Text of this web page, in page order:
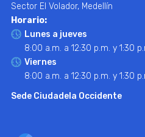
Sector El Volador, Medellín
Horario:
Lunes a jueves
8:00 a.m. a 12:30 p.m. y 1:30
Viernes
8:00 a.m. a 12:30 p.m. y 1:30
Sede Ciudadela Occidente